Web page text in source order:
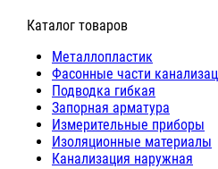
⠀Каталог товаров
Металлопластик
Фасонные части
Подводка гибкая
Запорная арматура
Измерительные приборы
Изоляционные материалы
Канализация наружная